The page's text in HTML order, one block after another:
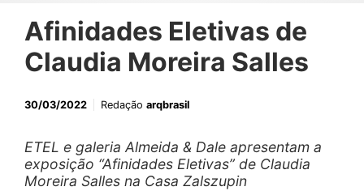
Afinidades Eletivas de
Claudia Moreira Salles
30/03/2022 Redação arqbrasil
ETEL e galeria Almeida & Dale apresentam a
exposição “Afinidades Eletivas” de Claudia
Moreira Salles na Casa Zalszupin